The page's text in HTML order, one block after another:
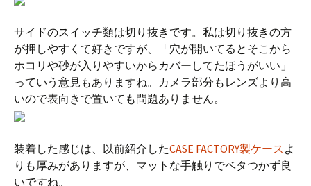
サイドのスイッチ類は切り抜きです。私は切り抜きの方
が押しやすくて好きですが、「穴が開いてるとそこから
ホコリや砂が入りやすいからカバーしてたほうがいい」
っていう意見もありますね。カメラ部分もレンズより高
いので表向きで置いても問題ありません。
装着した感じは、以前紹介したCASE FACTORY製ケース よ
りも厚みがありますが、マットな手触りでベタつかず良
いですね。